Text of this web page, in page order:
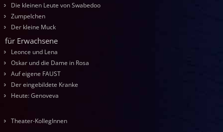
Die kleinen Leute von Swabedoo
Zumpelchen
Der kleine Muck
für Erwachsene
Leonce und Lena
Oskar und die Dame in Rosa
Auf eigene FAUST
Der eingebildete Kranke
Heute: Genoveva
Theater-KollegInnen